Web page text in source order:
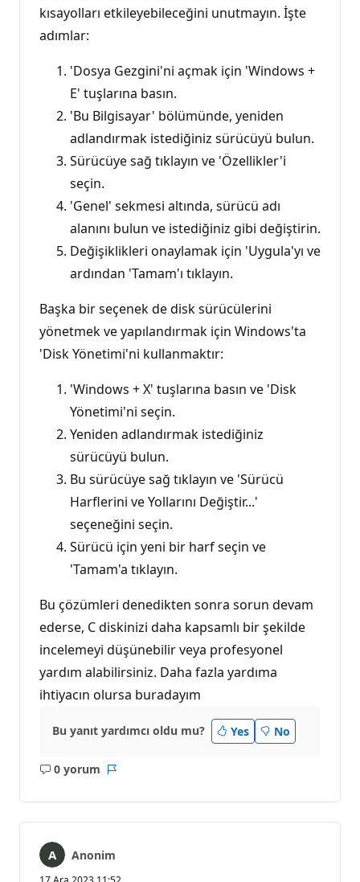
kısayolları etkileyebileceğini unutmayın. İşte
adımlar:
'Dosya Gezgini'ni açmak için 'Windows +
E' tuşlarına basın.
'Bu Bilgisayar' bölümünde, yeniden
adlandırmak istediğiniz sürücüyü bulun.
Sürücüye sağ tıklayın ve 'Özellikler'i
seçin.
'Genel' sekmesi altında, sürücü adı
alanını bulun ve istediğiniz gibi değiştirin.
Değişiklikleri onaylamak için 'Uygula'yı ve
ardından 'Tamam'ı tıklayın.
Başka bir seçenek de disk sürücülerini
yönetmek ve yapılandırmak için Windows'ta
'Disk Yönetimi'ni kullanmaktır:
'Windows + X' tuşlarına basın ve 'Disk
Yönetimi'ni seçin.
Yeniden adlandırmak istediğiniz
sürücüyü bulun.
Bu sürücüye sağ tıklayın ve 'Sürücü
Harflerini ve Yollarını Değiştir...'
seçeneğini seçin.
Sürücü için yeni bir harf seçin ve
'Tamam'a tıklayın.
Bu çözümleri denedikten sonra sorun devam
ederse, C diskinizi daha kapsamlı bir şekilde
incelemeyi düşünebilir veya profesyonel
yardım alabilirsiniz. Daha fazla yardıma
ihtiyacın olursa buradayım
Bu yanıt yardımcı oldu mu? Yes No
0 yorum
Açıklama
Anonim